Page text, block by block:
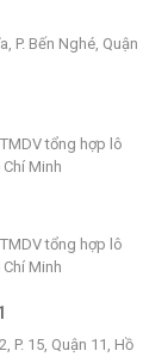
P. Bến Nghé, Quận
tổng hợp lô
Minh
tổng hợp lô
Minh
P. 15, Quận 11, Hồ